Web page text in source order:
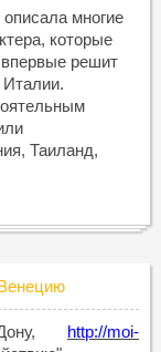
многие
которые
впервые решит
Италии.
Таиланд,
http://moi-